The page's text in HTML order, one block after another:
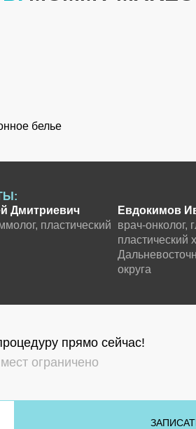
еще в конце 90-х годов и
салон красоты на
Яковенко Е. С. Благодаря
молодых, талантливых и
было двигаться только вперед.
она знала точно, что за
белье
Дмитриевич
пластический
Евдокимов
пластический
округа
прямо сейчас!
ограничено